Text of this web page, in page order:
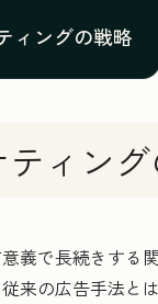
ィングの戦略
ィン
義で長続きする
来の広告手法と